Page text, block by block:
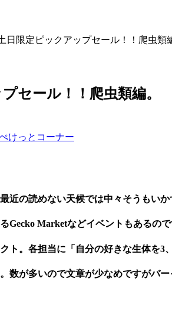
日限定ピックアップセール！！爬虫類
セール！！爬虫類編。
けっとコーナー
の読めない天候では中々そうもい
Marketなどイベントもあるので
。各担当に「自分の好きな生体を
が多いので文章が少なめですがバー